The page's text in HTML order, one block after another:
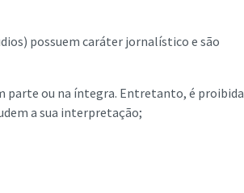
possuem caráter jornalístico e são
parte ou na íntegra. Entretanto, é proibida
a sua interpretação;